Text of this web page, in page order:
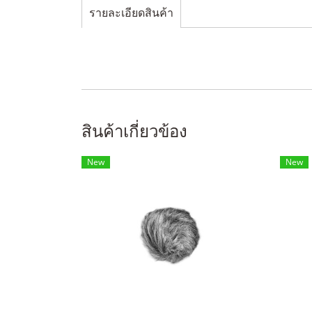
รายละเอียดสินค้า
สินค้าเกี่ยวข้อง
New New